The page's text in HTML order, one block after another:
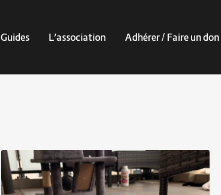
Guides L’association Adhérer / Faire un don